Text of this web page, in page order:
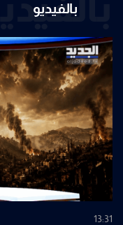
بالفيديو
13:31